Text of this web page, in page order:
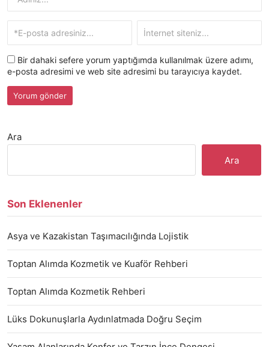
Bir dahaki sefere yorum yaptığımda kullanılmak üzere adımı,
e-posta adresimi ve web site adresimi bu tarayıcıya kaydet.
Ara
Ara
Son Eklenenler
Asya ve Kazakistan Taşımacılığında Lojistik
Toptan Alımda Kozmetik ve Kuaför Rehberi
Toptan Alımda Kozmetik Rehberi
Lüks Dokunuşlarla Aydınlatmada Doğru Seçim